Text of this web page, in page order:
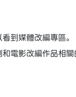
到媒體改編專區。
電影改編作品相